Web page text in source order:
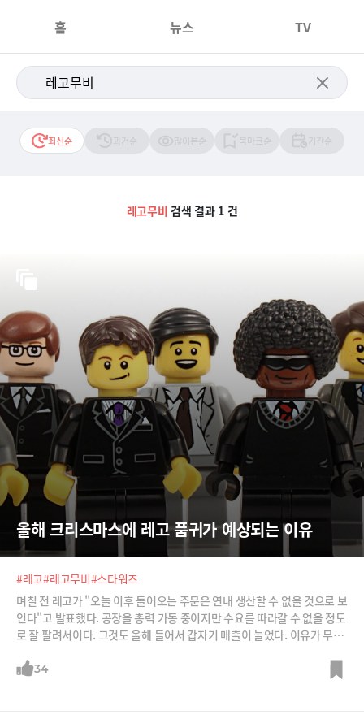
홈 뉴스 TV
최신순
레고무비 검색 결과 1 건
올해 크리스마스에 레고 품귀가 예상되는 이유
#레고#레고무비#스타워즈
며칠 전 레고가 "오늘 이후 들어오는 주문은 연내 생산할 수 없을 것으로 보
인다"고 발표했다. 공장을 총력 가동 중이지만 수요를 따라갈 수 없을 정도
로 잘 팔려서이다. 그것도 올해 들어서 갑자기 매출이 늘었다. 이유가 무엇
34